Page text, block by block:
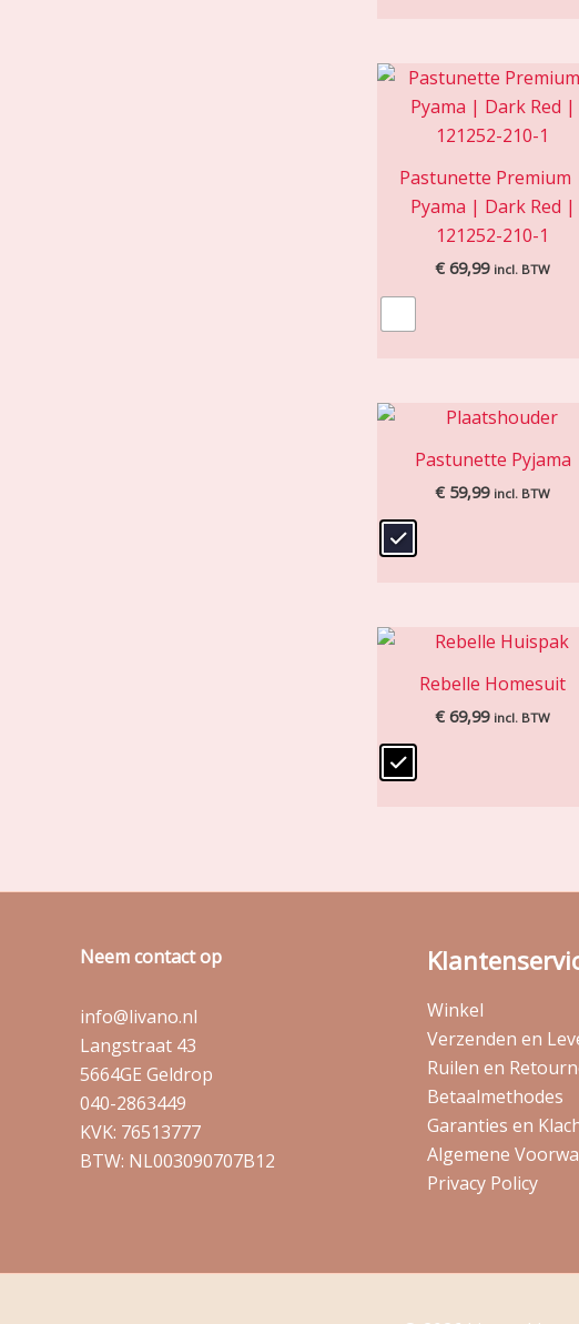
Pastunette Premium
Pyama | Dark Red |
121252-210-1
€ 69,99 incl. BTW
Pastunette Pyjama
€ 59,99 incl. BTW
Rebelle Homesuit
€ 69,99 incl. BTW
Neem contact op
info@livano.nl
Langstraat 43
5664GE Geldrop
040-2863449
KVK: 76513777
BTW: NL003090707B12
Winkel
Verzenden en
Ruilen en
Betaalmethodes
Garanties en
Algemene
Privacy Policy